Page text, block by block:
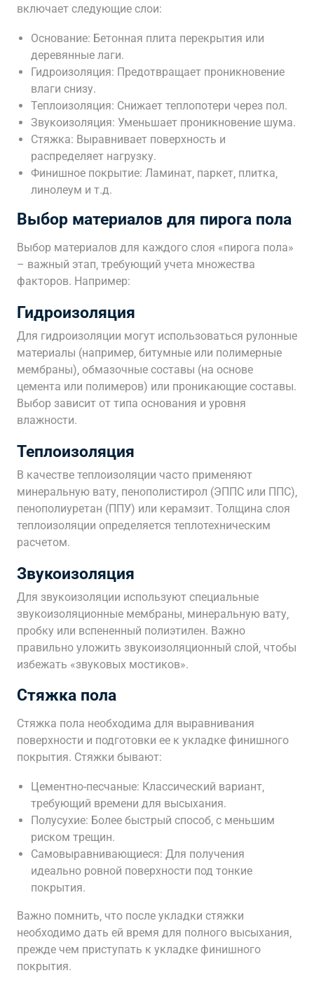
включает следующие слои:
Основание: Бетонная плита перекрытия или
деревянные лаги.
Гидроизоляция: Предотвращает проникновение
влаги снизу.
Теплоизоляция: Снижает теплопотери через пол.
Звукоизоляция: Уменьшает проникновение шума.
Стяжка: Выравнивает поверхность и
распределяет нагрузку.
Финишное покрытие: Ламинат‚ паркет‚ плитка‚
линолеум и т.д.
Выбор материалов для пирога пола
Выбор материалов для каждого слоя «пирога пола»
– важный этап‚ требующий учета множества
факторов. Например:
Гидроизоляция
Для гидроизоляции могут использоваться рулонные
материалы (например‚ битумные или полимерные
мембраны)‚ обмазочные составы (на основе
цемента или полимеров) или проникающие составы.
Выбор зависит от типа основания и уровня
влажности.
Теплоизоляция
В качестве теплоизоляции часто применяют
минеральную вату‚ пенополистирол (ЭППС или ППС)‚
пенополиуретан (ППУ) или керамзит. Толщина слоя
теплоизоляции определяется теплотехническим
расчетом.
Звукоизоляция
Для звукоизоляции используют специальные
звукоизоляционные мембраны‚ минеральную вату‚
пробку или вспененный полиэтилен. Важно
правильно уложить звукоизоляционный слой‚ чтобы
избежать «звуковых мостиков».
Стяжка пола
Стяжка пола необходима для выравнивания
поверхности и подготовки ее к укладке финишного
покрытия. Стяжки бывают:
Цементно-песчаные: Классический вариант‚
требующий времени для высыхания.
Полусухие: Более быстрый способ‚ с меньшим
риском трещин.
Самовыравнивающиеся: Для получения
идеально ровной поверхности под тонкие
покрытия.
Важно помнить‚ что после укладки стяжки
необходимо дать ей время для полного высыхания‚
прежде чем приступать к укладке финишного
покрытия.